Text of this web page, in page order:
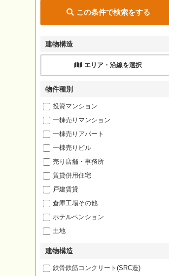
この条件で検索をする
建物構造
エリア・沿線を選択
物件種別
投資マンション
一棟売りマンション
一棟売りアパート
一棟売りビル
売り店舗・事務所
賃貸併用住宅
戸建賃貸
倉庫工場その他
ホテルペンション
土地
建物構造
鉄骨鉄筋コンクリート(SRC造)